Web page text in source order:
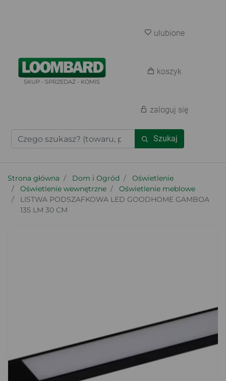
SKUP - SPRZEDAŻ - KOMIS
Szukaj
ulubione
koszyk
zaloguj się
Strona główna Dom i Ogród
Oświetlenie
Oświetlenie wewnętrzne
Oświetlenie meblowe
LISTWA PODSZAFKOWA LED GOODHOME GAMBOA
135 LM 30 CM